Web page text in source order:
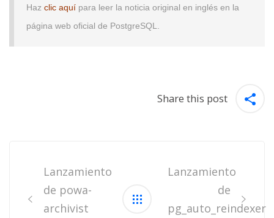
Haz clic aquí para leer la noticia original en inglés en la
página web oficial de PostgreSQL.
Share this post
navigation
Lanzamiento
de powa-
archivist
Lanzamiento
de
pg_auto_reindexer